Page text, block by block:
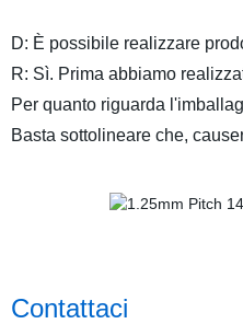
D: È possibile realizzare
R: Sì. Prima abbiamo
Per quanto riguarda
Basta sottolineare che,
Contattaci